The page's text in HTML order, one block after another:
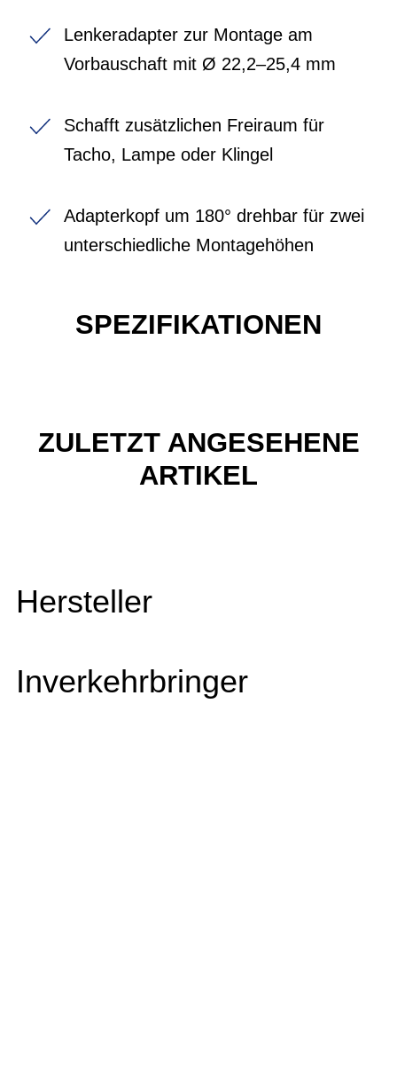
Lenkeradapter zur Montage am
Vorbauschaft mit Ø 22,2–25,4 mm
Schafft zusätzlichen Freiraum für
Tacho, Lampe oder Klingel
Adapterkopf um 180° drehbar für zwei
unterschiedliche Montagehöhen
SPEZIFIKATIONEN
ZULETZT ANGESEHENE
ARTIKEL
Hersteller
Inverkehrbringer